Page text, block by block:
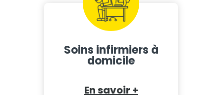
Soins infirmiers à
domicile
En savoir +